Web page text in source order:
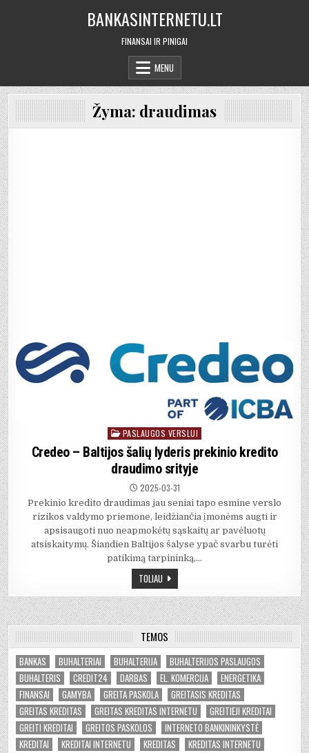
BANKASINTERNETU.LT
FINANSAI IR PINIGAI
MENU
Žyma: draudimas
Posted
in
PASLAUGOS VERSLUI
Credeo – Baltijos šalių lyderis prekinio kredito
draudimo srityje
2025-03-31
Prekinio kredito draudimas jau seniai tapo esmine verslo
rizikos valdymo priemone, leidžiančia įmonėms augti ir
apsisaugoti nuo neapmokėtų sąskaitų ar pavėluotų
atsiskaitymų. Šiandien Baltijos šalyse ypač svarbu turėti
patikimą tarpininką,…
TOLIAU
TEMOS
BANKAS BUHALTERIAI BUHALTERIJA
BUHALTERIJOS PASLAUGOS
BUHALTERIS
CREDIT24 DARBAS EL. KOMERCIJA
ENERGETIKA
FINANSAI
GAMYBA GREITA PASKOLA
GREITASIS KREDITAS
GREITAS KREDITAS
GREITAS KREDITAS INTERNETU
GREITIEJI KREDITAI
GREITI KREDITAI
GREITOS PASKOLOS
INTERNETO BANKININKYSTĖ
KREDITAI
KREDITAI INTERNETU KREDITAS
KREDITAS INTERNETU